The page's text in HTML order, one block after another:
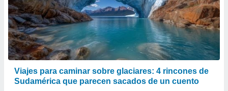
Viajes para caminar sobre glaciares: 4 rincones de
Sudamérica que parecen sacados de un cuento